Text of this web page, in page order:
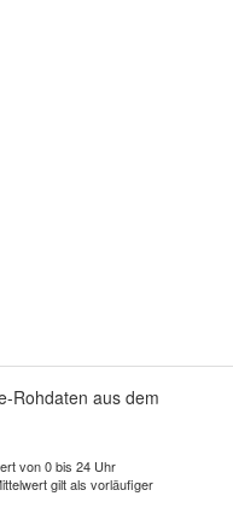
Rohdaten aus dem
von 0 bis 24 Uhr
gilt als vorläufiger